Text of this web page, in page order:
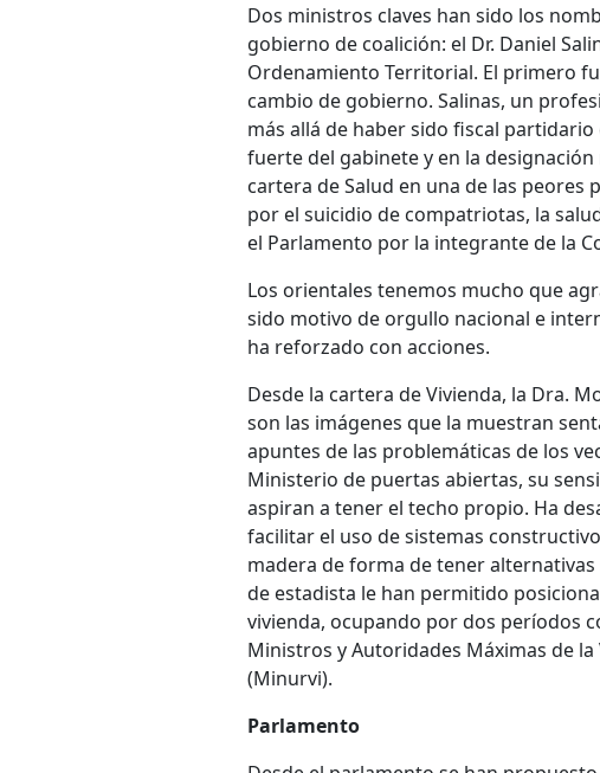
Dos ministros claves han sido los
gobierno de coalición: el Dr. Daniel
Ordenamiento Territorial. El primero
cambio de gobierno. Salinas, un
más allá de haber sido fiscal
fuerte del gabinete y en la
cartera de Salud en una de las peores
por el suicidio de compatriotas, la
el Parlamento por la integrante de la
Los orientales tenemos mucho que
sido motivo de orgullo nacional e
ha reforzado con acciones.
Desde la cartera de Vivienda, la Dra.
son las imágenes que la muestran
apuntes de las problemáticas de los
Ministerio de puertas abiertas, su
aspiran a tener el techo propio. Ha
facilitar el uso de sistemas
madera de forma de tener
de estadista le han permitido
vivienda, ocupando por dos períodos
Ministros y Autoridades Máximas de
(Minurvi).
Parlamento